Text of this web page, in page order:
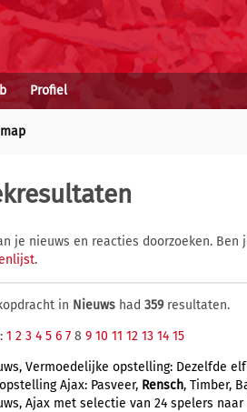
Profiel
je nieuws en reacties doorzoeken.
.
in Nieuws had 359resultaten.
1 2 3 4 5 6 7 8 9 10 11 12 13 14 15
Vermoedelijke opstelling: Dezelfde elf
Ajax: Pasveer, Rensch, Timber,
Ajax met selectie van 24 spelers naar